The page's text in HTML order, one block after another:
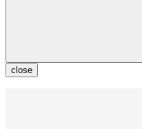
close